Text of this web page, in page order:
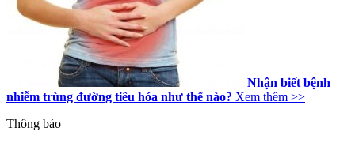
Nhận biết bệnh
nhiễm trùng đường tiêu hóa như thế nào? Xem thêm >>
Thông báo